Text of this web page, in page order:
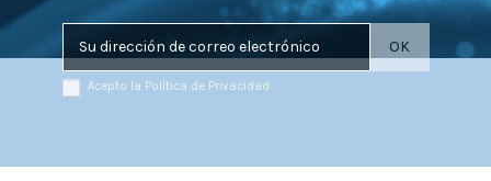
Acepto la Política de Privacidad